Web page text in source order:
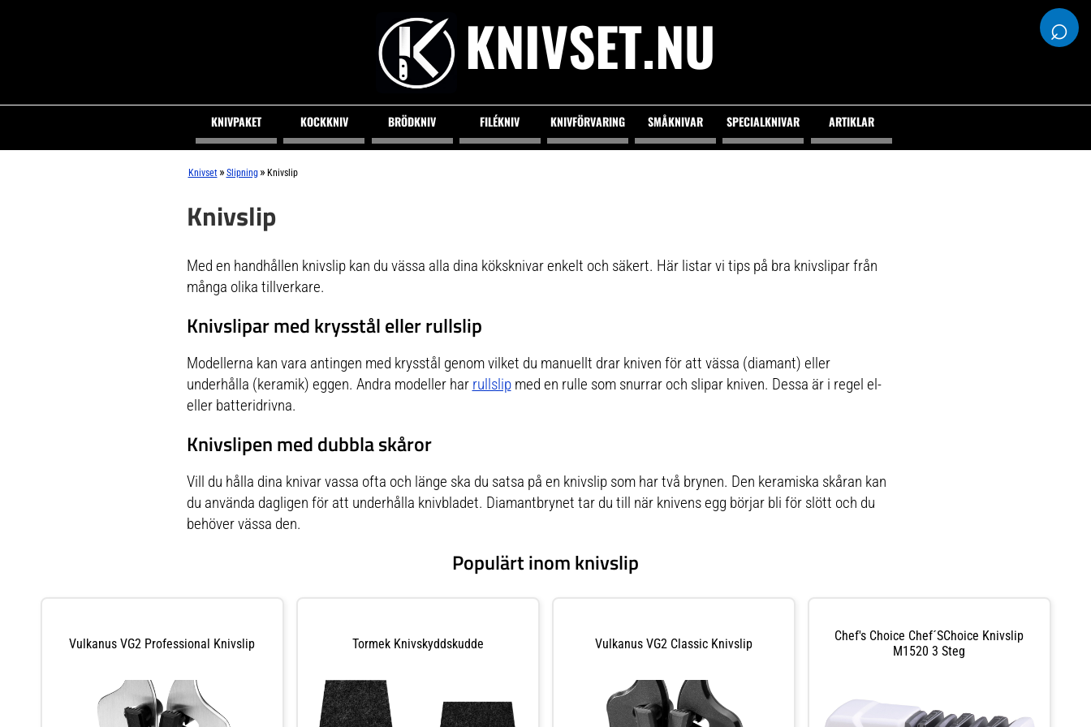
KNIVSET.NU ⌕
KNIVPAKET KOCKKNIV BRÖDKNIV FILÉKNIV KNIVFÖRVARING SMÅKNIVAR SPECIALKNIVAR ARTIKLAR
Knivset » Slipning » Knivslip
Knivslip
Med en handhållen knivslip kan du vässa alla dina köksknivar enkelt och säkert. Här listar vi tips på bra knivslipar från
många olika tillverkare.
Knivslipar med krysstål eller rullslip
Modellerna kan vara antingen med krysstål genom vilket du manuellt drar kniven för att vässa (diamant) eller
underhålla (keramik) eggen. Andra modeller har rullslipmed en rulle som snurrar och slipar kniven. Dessa är i regel el-
eller batteridrivna.
Knivslipen med dubbla skåror
Vill du hålla dina knivar vassa ofta och länge ska du satsa på en knivslip som har två brynen. Den keramiska skåran kan
du använda dagligen för att underhålla knivbladet. Diamantbrynet tar du till när knivens egg börjar bli för slött och du
behöver vässa den.
Populärt inom knivslip
Vulkanus VG2 Professional Knivslip Tormek Knivskyddskudde Vulkanus VG2 Classic Knivslip
Chef's Choice Chef´sChoice Knivslip
M1520 3 Steg